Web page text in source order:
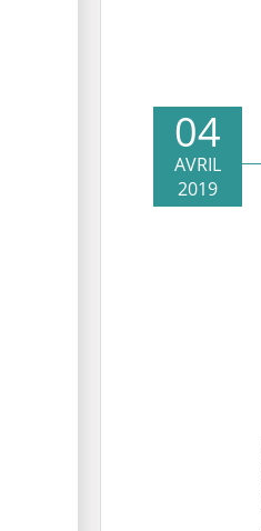
04
AVRIL
2019